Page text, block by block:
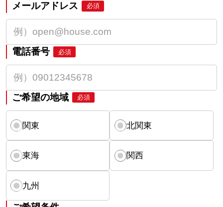
メールアドレス 必須
電話番号 必須
ご希望の地域 必須
関東 北関東
東海 関西
九州